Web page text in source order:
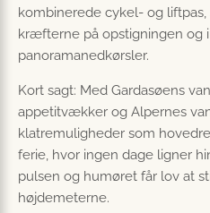
kombinerede cykel- og liftpas,
kræfterne på opstigningen og
panoramanedkørsler.
Kort sagt: Med Gardasøens
appetitvækker og Alpernes
klatremuligheder som
ferie, hvor ingen dage ligner
pulsen og humøret får lov at
højdemeterne.